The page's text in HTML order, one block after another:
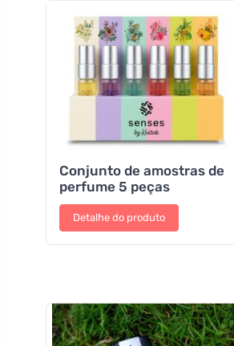
Conjunto de amostras de
perfume 5 peças
Detalhe do produto